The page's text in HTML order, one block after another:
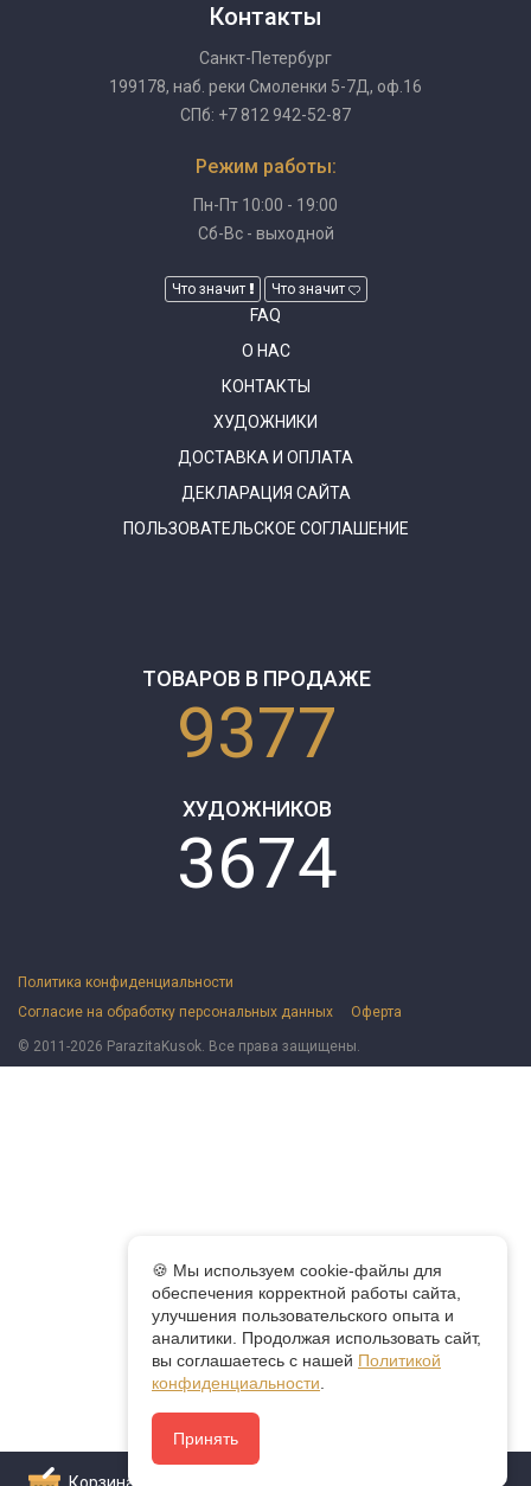
Контакты
Санкт-Петербург
199178, наб. реки Смоленки 5-7Д, оф.16
СПб: +7 812 942-52-87
Режим работы:
Пн-Пт 10:00 - 19:00
Сб-Вс - выходной
Что значит Что значит
FAQ
О НАС
КОНТАКТЫ
ХУДОЖНИКИ
ДОСТАВКА И ОПЛАТА
ДЕКЛАРАЦИЯ САЙТА
ПОЛЬЗОВАТЕЛЬСКОЕ СОГЛАШЕНИЕ
ТОВАРОВ В ПРОДАЖЕ
9377
ХУДОЖНИКОВ
3674
🍪 Мы используем cookie-файлы для
обеспечения корректной работы сайта,
улучшения пользовательского опыта и
аналитики. Продолжая использовать сайт,
вы соглашаетесь с нашей Политикой
конфиденциальности
Принять
Политика конфиденциальности
Согласие на обработку персональных данных
Оферта
© 2011-2026 ParazitaKusok. Все права защищены.